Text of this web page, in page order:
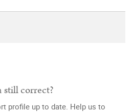
correct?
profile up to date. Help us to